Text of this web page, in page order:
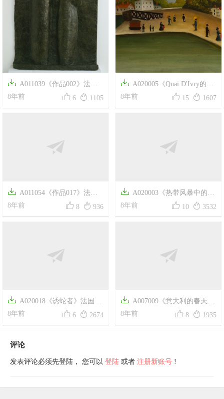
 A011039《作品002》法国
画家亨利·马蒂斯高清作品
8年前  6  1105
 A020005《Quai D'Ivry的景
色》法国画家亨利·卢梭高清作
品
8年前  15  1607
 A020003《热带风暴中的老
虎》法国画家亨利·卢梭高清作
品
8年前  10  3532